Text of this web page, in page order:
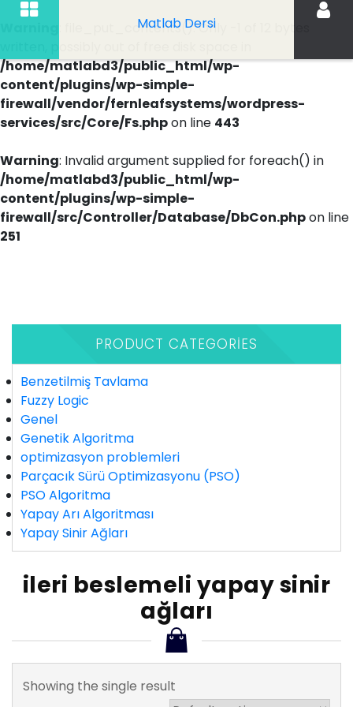
: file_put_contents(): Only -1 of 12 bytes
/home/matlabd3/public_html/wp-
content/plugins/wp-simple-
firewall/vendor/fernleafsystems/wordpress-
services/src/Core/Fs.phpon line 443
Warning: Invalid argument supplied for foreach() in
/home/matlabd3/public_html/wp-
content/plugins/wp-simple-
firewall/src/Controller/Database/DbCon.phpon line
251
Matlab Dersi
PRODUCT CATEGORIES
Benzetilmiş Tavlama
Fuzzy Logic
Genel
Genetik Algoritma
optimizasyon problemleri
Parçacık Sürü Optimizasyonu (PSO)
PSO Algoritma
Yapay Arı Algoritması
Yapay Sinir Ağları
ileri beslemeli yapay sinir
ağları
Showing the single result